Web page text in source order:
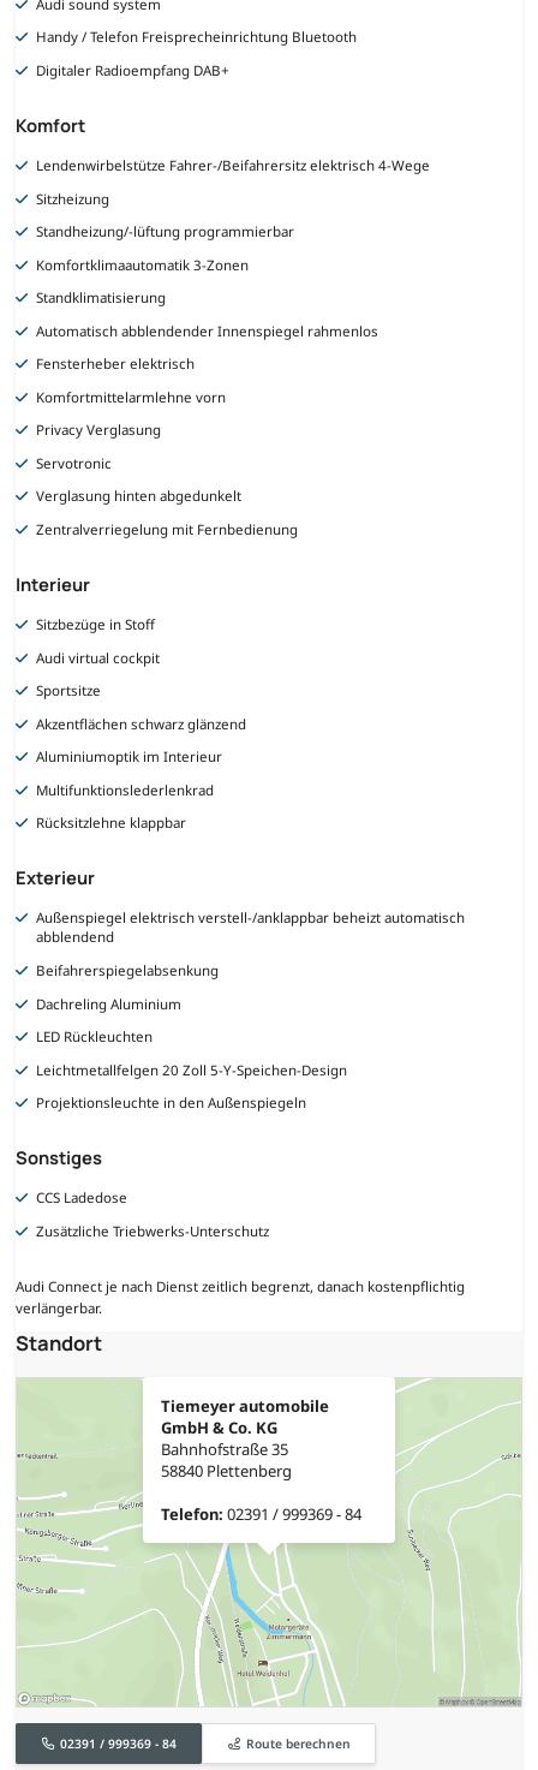
Audi sound system
Handy / Telefon Freisprecheinrichtung Bluetooth
Digitaler Radioempfang DAB+
Komfort
Lendenwirbelstütze Fahrer-/Beifahrersitz elektrisch 4-Wege
Sitzheizung
Standheizung/-lüftung programmierbar
Komfortklimaautomatik 3-Zonen
Standklimatisierung
Automatisch abblendender Innenspiegel rahmenlos
Fensterheber elektrisch
Komfortmittelarmlehne vorn
Privacy Verglasung
Servotronic
Verglasung hinten abgedunkelt
Zentralverriegelung mit Fernbedienung
Interieur
Sitzbezüge in Stoff
Audi virtual cockpit
Sportsitze
Akzentflächen schwarz glänzend
Aluminiumoptik im Interieur
Multifunktionslederlenkrad
Rücksitzlehne klappbar
Exterieur
Außenspiegel elektrisch verstell-/anklappbar beheizt automatisch
abblendend
Beifahrerspiegelabsenkung
Dachreling Aluminium
LED Rückleuchten
Leichtmetallfelgen 20 Zoll 5-Y-Speichen-Design
Projektionsleuchte in den Außenspiegeln
Sonstiges
CCS Ladedose
Zusätzliche Triebwerks-Unterschutz
Audi Connect je nach Dienst zeitlich begrenzt, danach kostenpflichtig
verlängerbar.
Standort
Tiemeyer automobile
GmbH & Co. KG
Bahnhofstraße 35
58840 Plettenberg
Telefon: 02391 / 999369 - 84
02391 / 999369 - 84 Route berechnen